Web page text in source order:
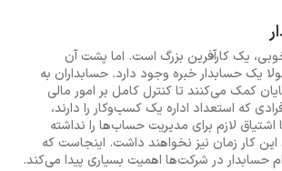
یک کارآفرین بزرگ است. اما پشت آن
یک حسابدار خبره وجود دارد. حسابداران به
کمک می‌کنند تا کنترل کامل بر امور مالی
که استعداد اداره یک کسب‌وکار را دارند،
لازم برای مدیریت حساب‌ها را نداشته
این کار زمان نیز نخواهند داشت. اینجاست که
حسابدار در شرکت‌ها اهمیت بسیاری پیدا می‌کند.